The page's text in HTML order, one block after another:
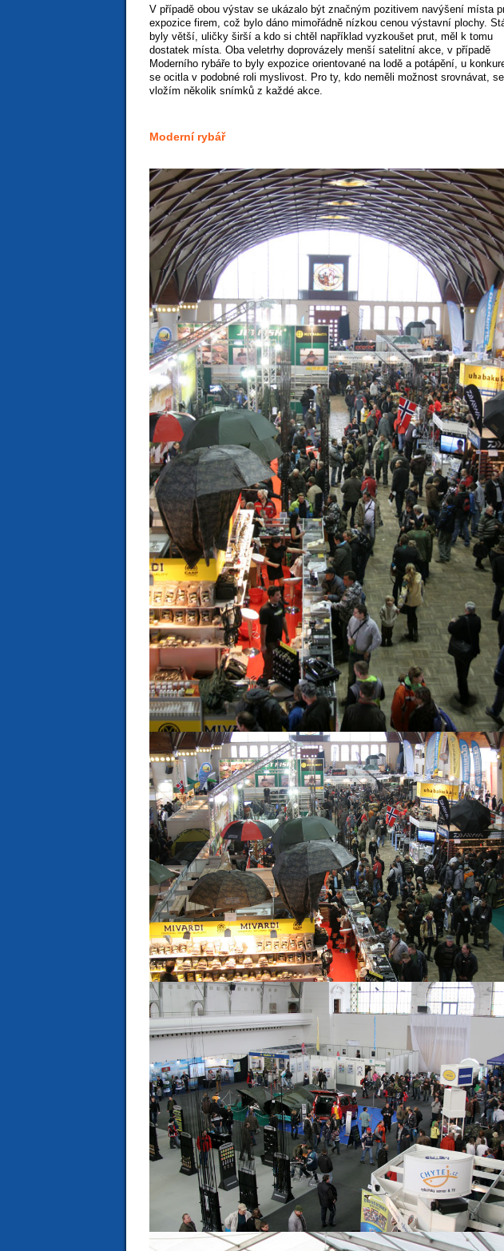
V případě obou výstav se ukázalo být značným pozitivem navýšení místa
expozice firem, což bylo dáno mimořádně nízkou cenou výstavní plochy.
byly větší, uličky širší a kdo si chtěl například vyzkoušet prut, měl k tomu
dostatek místa. Oba veletrhy doprovázely menší satelitní akce, v případě
Moderního rybáře to byly expozice orientované na lodě a potápění, u
se ocitla v podobné roli myslivost. Pro ty, kdo neměli možnost srovnávat,
vložím několik snímků z každé akce.
Moderní rybář